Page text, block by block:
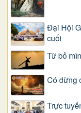
Đại Hội
cuối
Từ bỏ
Có dừng
Trực